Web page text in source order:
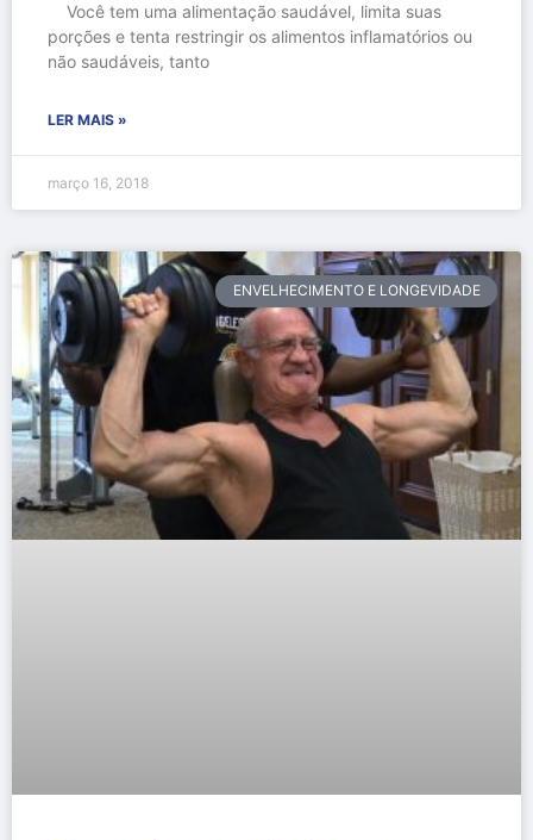
Você tem uma alimentação saudável, limita suas
porções e tenta restringir os alimentos inflamatórios ou
não saudáveis, tanto
LER MAIS »
março 16, 2018
ENVELHECIMENTO E LONGEVIDADE